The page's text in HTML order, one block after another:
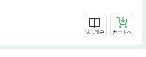
試し読み カートへ